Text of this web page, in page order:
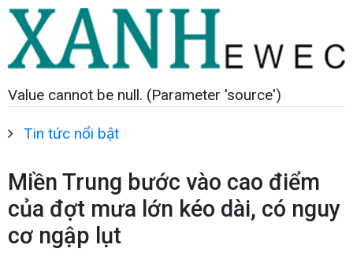
Value cannot be null. (Parameter 'source')
Tin tức nổi bật
Miền Trung bước vào cao điểm
của đợt mưa lớn kéo dài, có nguy
cơ ngập lụt